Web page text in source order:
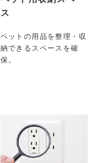
ス
ペットの用品を整理・収
納できるスペースを確
保。